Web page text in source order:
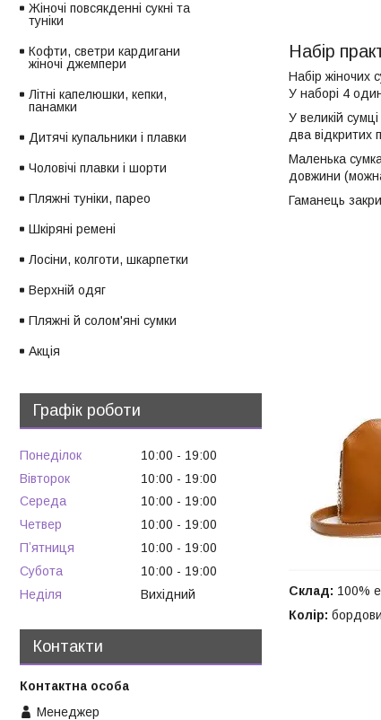
Набір
Набір жіночих
У наборі 4
У великій
два відкритих
Маленька
довжини
Гаманець
Склад: 100%
Колір:
Жіночі повсякденні сукні та
туніки
Кофти, светри кардигани
жіночі джемпери
Літні капелюшки, кепки,
панамки
Дитячі купальники і плавки
Чоловічі плавки і шорти
Пляжні туніки, парео
Шкіряні ремені
Лосіни, колготи, шкарпетки
Верхній одяг
Пляжні й солом'яні сумки
Акція
Графік роботи
Понеділок 10:00
19:00
Вівторок
10:00
19:00
Середа
10:00
19:00
Четвер
10:00
19:00
Пʼятниця
10:00
19:00
Субота
10:00
19:00
Неділя
Вихідний
Контакти
Менеджер